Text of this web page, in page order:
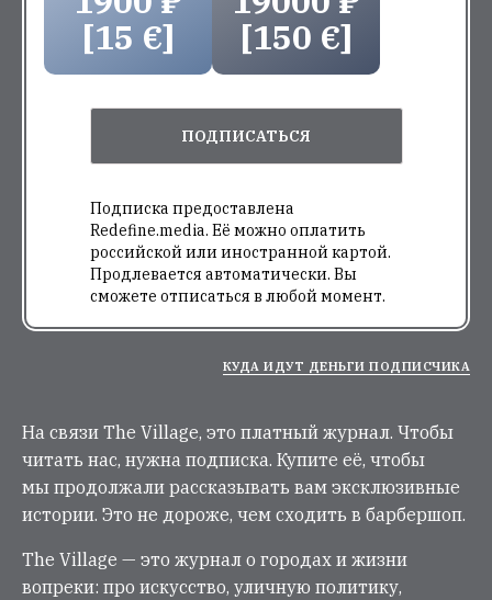
[15 €]
[150 €]
ПОДПИСАТЬСЯ
Подписка предоставлена
Redefine.media. Её можно оплатить
российской или иностранной картой.
Продлевается автоматически. Вы
сможете отписаться в любой момент.
КУДА ИДУТ ДЕНЬГИ ПОДПИСЧИКА
На связи The Village, это платный журнал. Чтобы
читать нас, нужна подписка. Купите её, чтобы
мы продолжали рассказывать вам эксклюзивные
истории. Это не дороже, чем сходить в барбершоп.
The Village — это журнал о городах и жизни
вопреки: про искусство, уличную политику,